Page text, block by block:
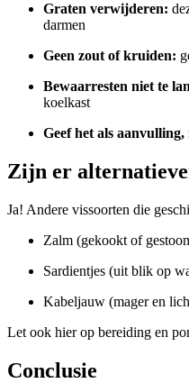
Graten verwijderen:
darmen
Geen zout of kruiden:
Bewaarresten niet te
koelkast
Geef het als
Zijn er
Ja! Andere vissoorten die
Zalm (gekookt of
Sardientjes (uit blik op
Kabeljauw (mager en
Let ook hier op bereiding en
Conclusie